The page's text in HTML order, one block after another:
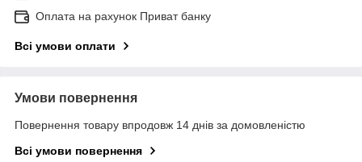
Оплата на рахунок Приват банку
Всі умови оплати
Умови повернення
Повернення товару впродовж 14 днів за домовленістю
Всі умови повернення